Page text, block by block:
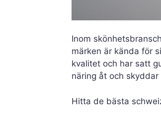
Inom
märken är kända för
kvalitet och har satt
näring åt och
Hitta de bästa